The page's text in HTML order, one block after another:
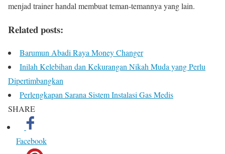
menjad trainer handal membuat teman-temannya yang lain.
Related posts:
Barumun Abadi Raya Money Changer
Inilah Kelebihan dan Kekurangan Nikah Muda yang Perlu
Dipertimbangkan
Perlengkapan Sarana Sistem Instalasi Gas Medis
SHARE
Facebook